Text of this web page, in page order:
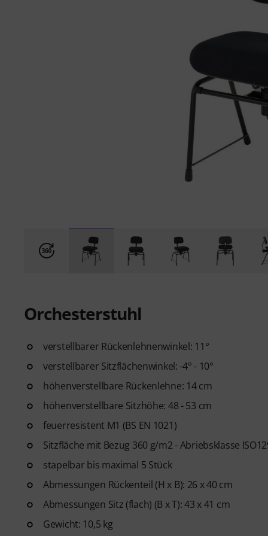
Orchesterstuhl
verstellbarer Rückenlehnenwinkel: 11°
verstellbarer Sitzflächenwinkel: -4° - 10°
höhenverstellbare Rückenlehne: 14 cm
höhenverstellbare Sitzhöhe: 48 - 53 cm
feuerresistent M1 (BS EN 1021)
Sitzfläche mit Bezug 360 g/m2 - Abriebsklasse
stapelbar bis maximal 5 Stück
Abmessungen Rückenteil (H x B): 26 x 40 cm
Abmessungen Sitz (flach) (B x T): 43 x 41 cm
Gewicht: 10,5 kg